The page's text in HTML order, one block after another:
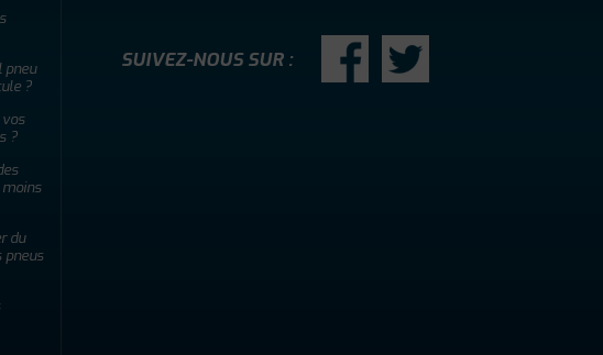
pneu
?
?
du
pneus
SUIVEZ-NOUS SUR :